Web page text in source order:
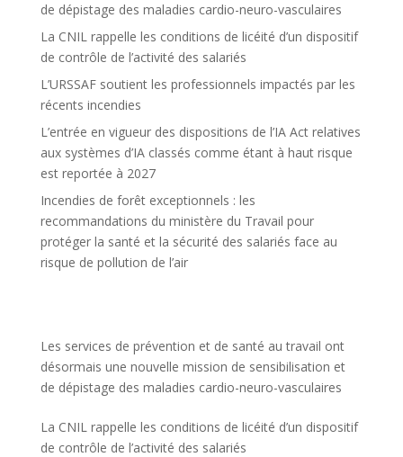
de dépistage des maladies cardio-neuro-vasculaires
La CNIL rappelle les conditions de licéité d’un dispositif
de contrôle de l’activité des salariés
L’URSSAF soutient les professionnels impactés par les
récents incendies
L’entrée en vigueur des dispositions de l’IA Act relatives
aux systèmes d’IA classés comme étant à haut risque
est reportée à 2027
Incendies de forêt exceptionnels : les
recommandations du ministère du Travail pour
protéger la santé et la sécurité des salariés face au
risque de pollution de l’air
Les services de prévention et de santé au travail ont
désormais une nouvelle mission de sensibilisation et
de dépistage des maladies cardio-neuro-vasculaires
La CNIL rappelle les conditions de licéité d’un dispositif
de contrôle de l’activité des salariés